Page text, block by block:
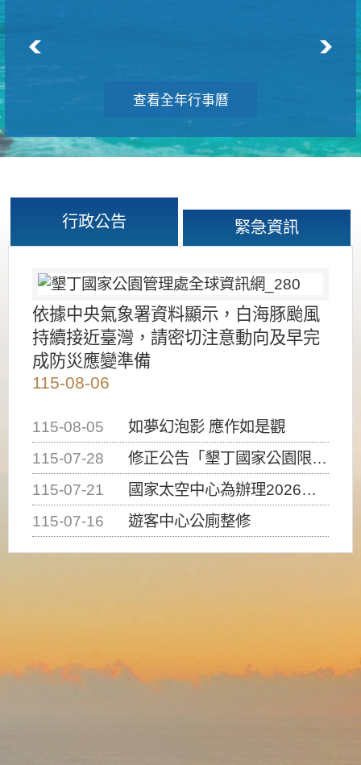
查看全年行事曆
行政公告 緊急資訊
依據中央氣象署資料顯示，白海豚颱風
持續接近臺灣，請密切注意動向及早完
成防災應變準備
115-08-06
115-08-05
如夢幻泡影 應作如是觀
115-07-28
修正公告「墾丁國家公園限制水域遊憩活動之種類、範圍、時間及行為」，自即日生效。
115-07-21
國家太空中心為辦理2026台灣盃火箭競賽，陸、海、空域警戒及協調相關事宜，因颱風備案事宜
115-07-16
遊客中心公廁整修